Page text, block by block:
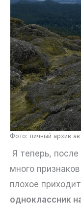
Фото: личный архив
Я теперь,
много
плохое
одноклассник